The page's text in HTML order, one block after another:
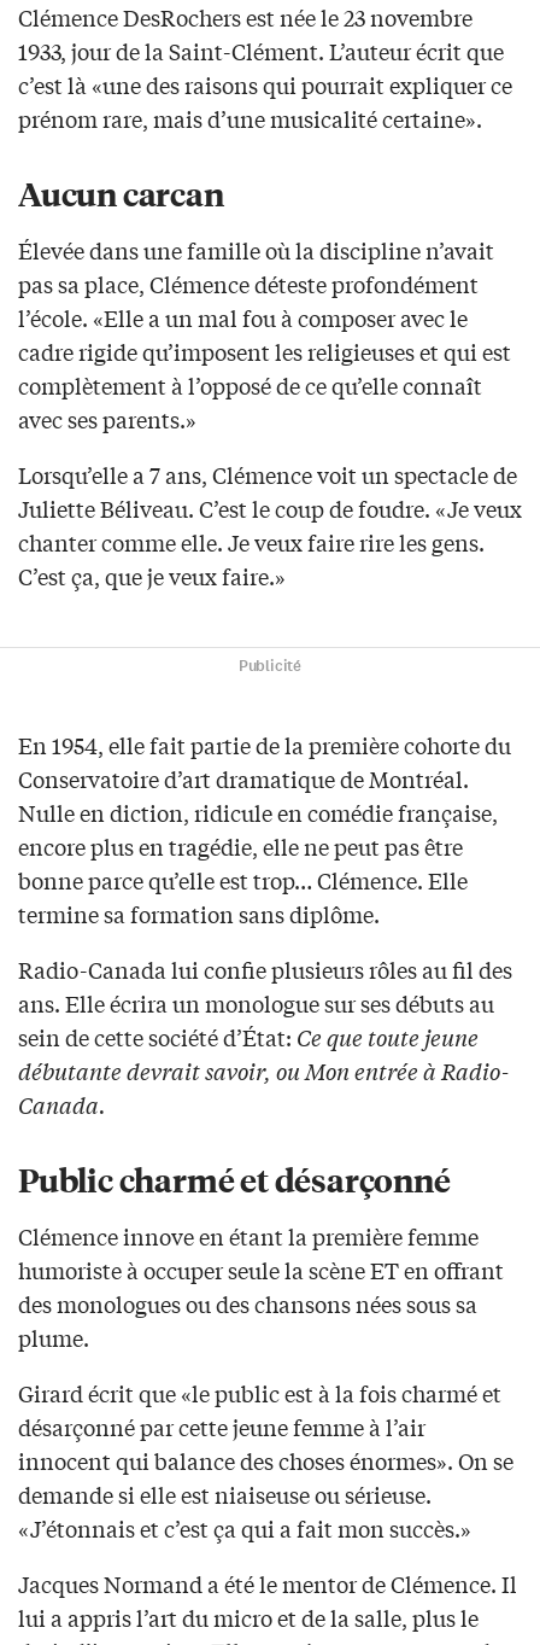
Clémence DesRochers est née le 23 novembre
1933, jour de la Saint-Clément. L’auteur écrit que
c’est là «une des raisons qui pourrait expliquer ce
prénom rare, mais d’une musicalité certaine».
Aucun carcan
Élevée dans une famille où la discipline n’avait
pas sa place, Clémence déteste profondément
l’école. «Elle a un mal fou à composer avec le
cadre rigide qu’imposent les religieuses et qui est
complètement à l’opposé de ce qu’elle connaît
avec ses parents.»
Lorsqu’elle a 7 ans, Clémence voit un spectacle de
Juliette Béliveau. C’est le coup de foudre. «Je veux
chanter comme elle. Je veux faire rire les gens.
C’est ça, que je veux faire.»
Publicité
En 1954, elle fait partie de la première cohorte du
Conservatoire d’art dramatique de Montréal.
Nulle en diction, ridicule en comédie française,
encore plus en tragédie, elle ne peut pas être
bonne parce qu’elle est trop… Clémence. Elle
termine sa formation sans diplôme.
Radio-Canada lui confie plusieurs rôles au fil des
ans. Elle écrira un monologue sur ses débuts au
sein de cette société d’État: Ce que toute jeune
débutante devrait savoir, ou Mon entrée à Radio-
Canada.
Public charmé et désarçonné
Clémence innove en étant la première femme
humoriste à occuper seule la scène ET en offrant
des monologues ou des chansons nées sous sa
plume.
Girard écrit que «le public est à la fois charmé et
désarçonné par cette jeune femme à l’air
innocent qui balance des choses énormes». On se
demande si elle est niaiseuse ou sérieuse.
«J’étonnais et c’est ça qui a fait mon succès.»
Jacques Normand a été le mentor de Clémence. Il
lui a appris l’art du micro et de la salle, plus le